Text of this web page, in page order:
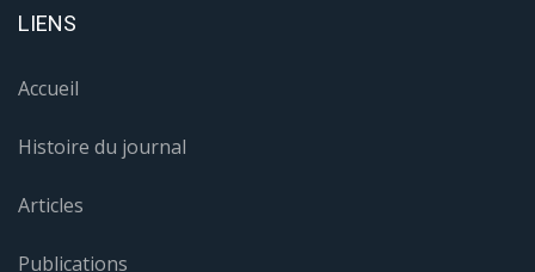
LIENS
Accueil
Histoire du journal
Articles
Publications